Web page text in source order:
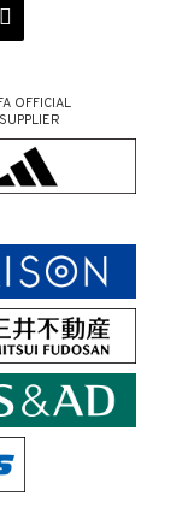
OFFICIAL
SUPPLIER